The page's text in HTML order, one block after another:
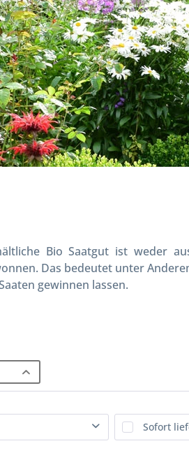
Bio Saatgut ist weder
Das bedeutet unter
gewinnen lassen.